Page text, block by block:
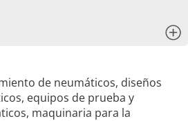
de neumáticos, diseños
equipos de prueba y
maquinaria para la